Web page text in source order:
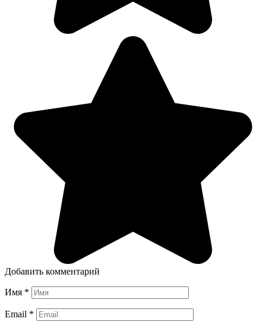
Добавить комментарий
Имя *
Email *